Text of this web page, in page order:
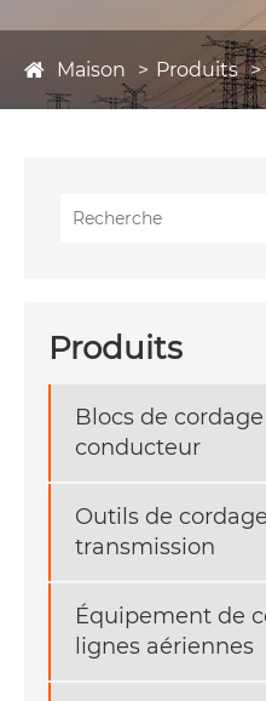
Maison Produits
Produits
Blocs de
conducteur
Outils de
transmission
Équipement de
lignes aériennes